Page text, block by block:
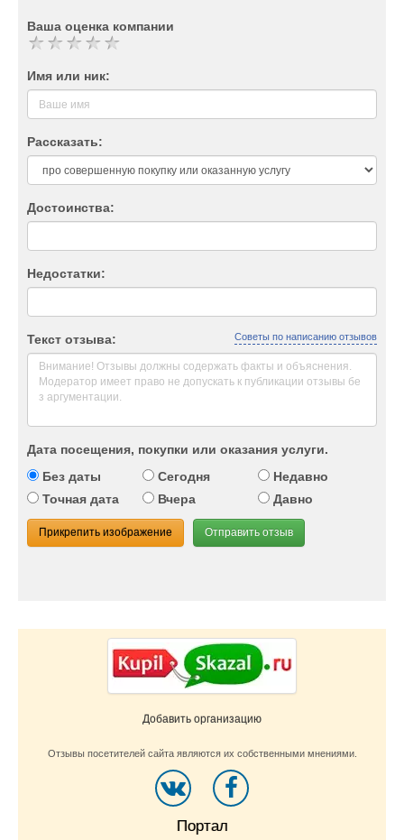
Ваша оценка компании
Имя или ник:
Рассказать:
Достоинства:
Недостатки:
Текст отзыва: Советы по написанию отзывов
Дата посещения, покупки или оказания услуги.
Без даты
Сегодня
Недавно
Точная дата
Вчера Давно
Прикрепить изображение Отправить отзыв
Добавить организацию
Отзывы посетителей сайта являются их собственными мнениями.
Портал